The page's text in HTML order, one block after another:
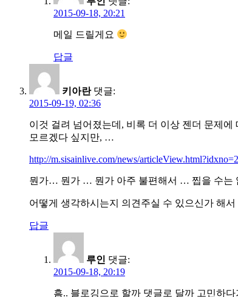
2015-09-18, 20:21
메일 드릴게요
답글
키아란 댓글:
2015-09-19, 02:36
이것 걸려 넘어졌는데, 비록 더 이상 젠더 문제
모르겠다 싶지만, …
http://m.sisainlive.com/news/
뭔가… 뭔가 … 뭔가 아주 불편해서 … 찝을 수는
어떻게 생각하시는지 의견주실 수 있으신가 해
답글
루인 댓글:
2015-09-18, 20:19
흠.. 블로깅으로 할까 댓글로 달까 고민하